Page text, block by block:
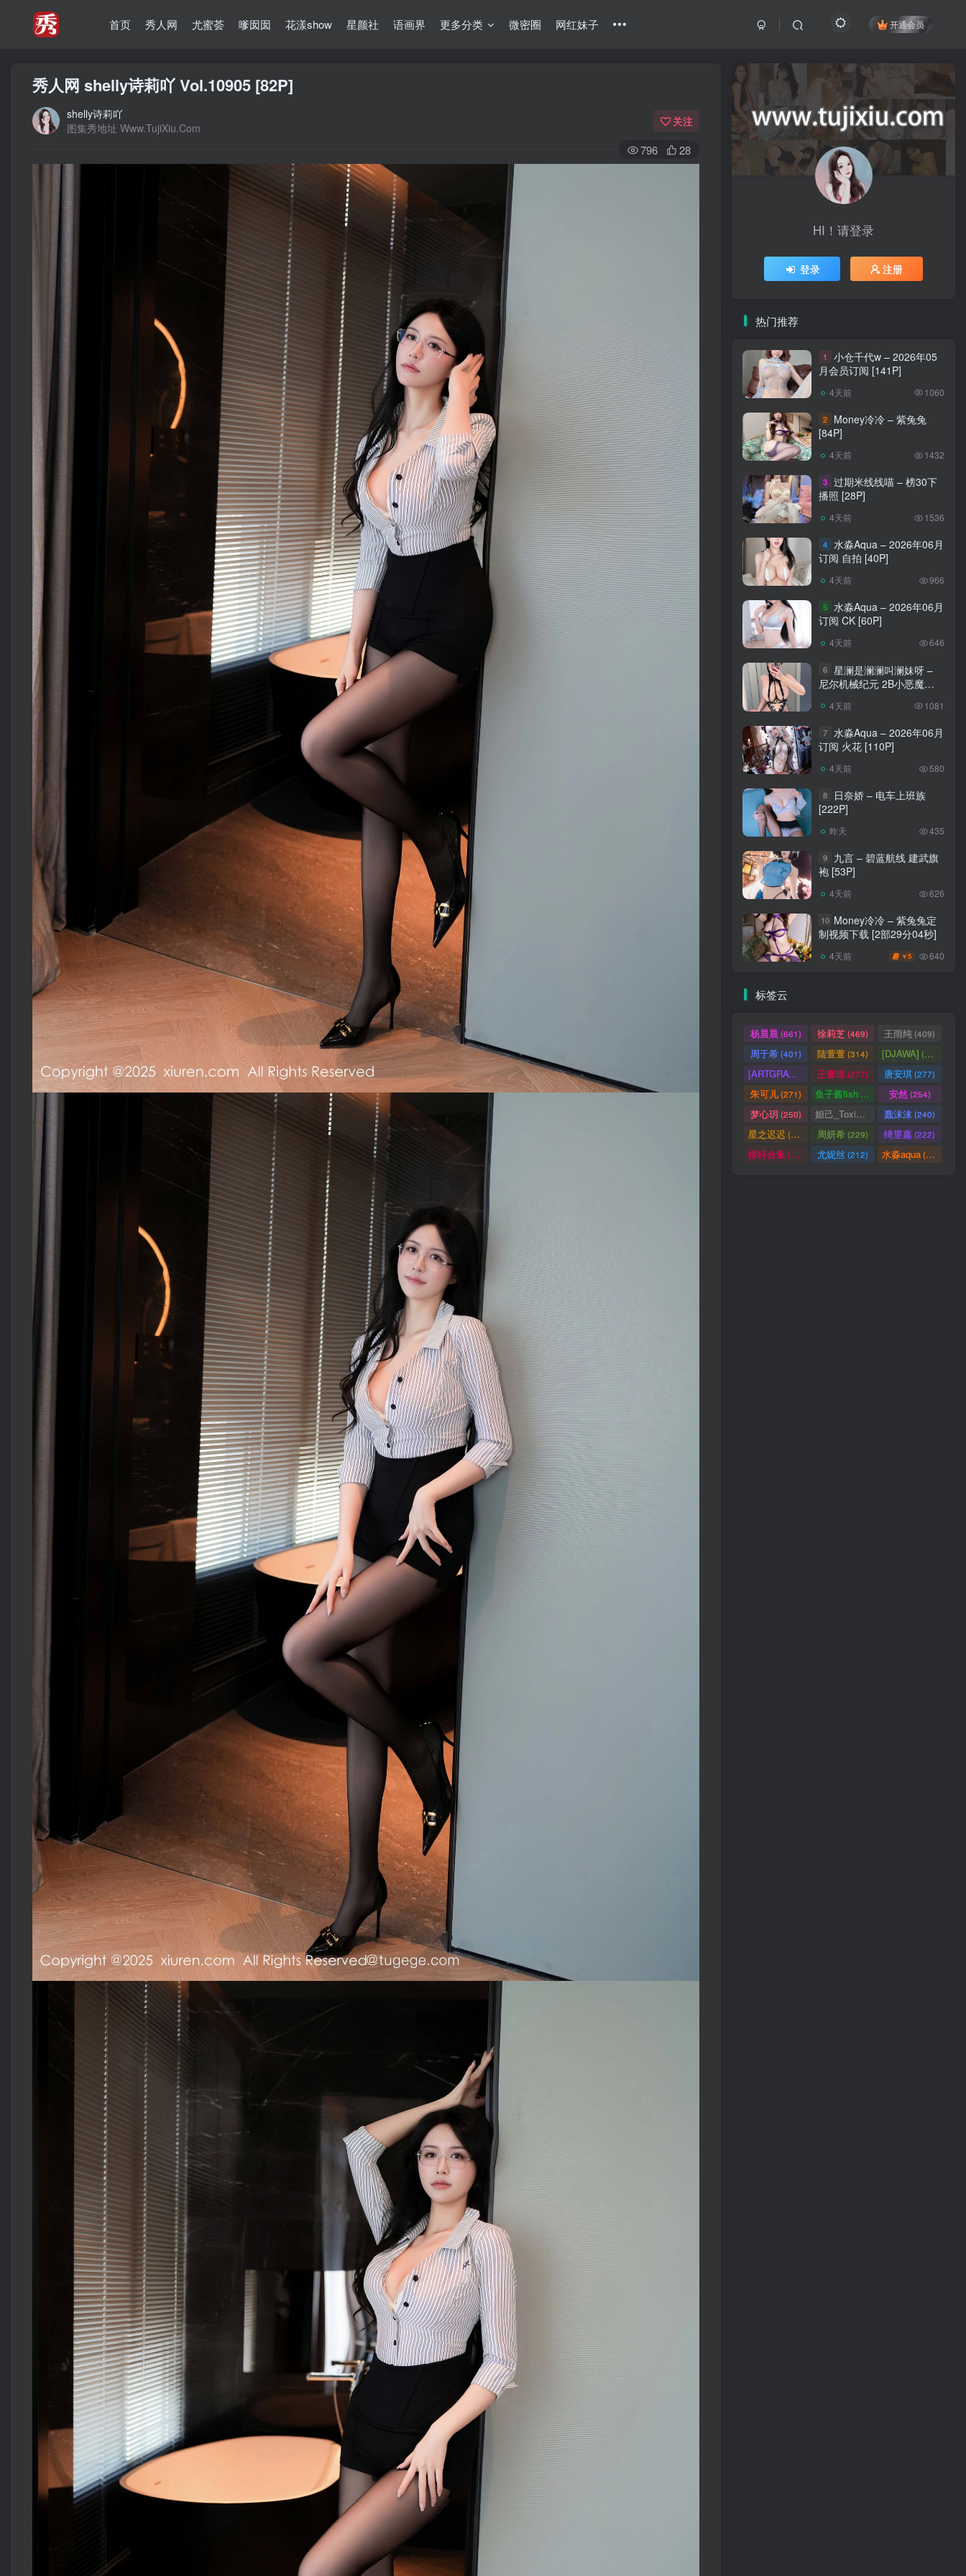
首页 秀人网 尤蜜荟 嗲囡囡 花漾show 星颜社 语画界 更多分类 微密圈 网红妹子 开通会员
秀人网 shelly诗莉吖 Vol.10905 [82P]
shelly诗莉吖
图集秀地址 Www.TujiXiu.Com
关注
796 28
HI！请登录
登录 注册
热门推荐
1
小仓千代w – 2026年05
月会员订阅 [141P]
4天前 1060
2
Money冷冷 – 紫兔兔
[84P]
4天前 1432
3 过期米线线喵 – 榜30下
播照 [28P]
4天前 1536
4 水淼Aqua – 2026年06月
订阅 自拍 [40P]
4天前 966
5 水淼Aqua – 2026年06月
订阅 CK [60P]
4天前 646
6 星澜是澜澜叫澜妹呀 –
尼尔机械纪元 2B小恶魔
4天前 1081
7 水淼Aqua – 2026年06月
订阅 火花 [110P]
4天前 580
8
日奈娇 – 电车上班族
[222P]
昨天 435
9
九言 – 碧蓝航线 建武旗
袍 [53P]
4天前 626
10 Money冷冷 – 紫兔兔定
制视频下载 [2部29分04秒]
4天前 ￥5 640
标签云
杨晨晨 (661) 徐莉芝(469) 王雨纯 (409)
周于希(401) 陆萱萱(314) [DJAWA] (290)
[ARTGRAVIA] (290)
王馨瑶(277) 唐安琪(277)
朱可儿(271) 鱼子酱fish 安然(254)
梦心玥 (250) 妲己_Toxic(247)蠢沫沫(240)
星之迟迟 (238) 周妍希 (229) 绮里嘉(222)
模特合集(218) 尤妮丝 (212) 水淼aqua(172)